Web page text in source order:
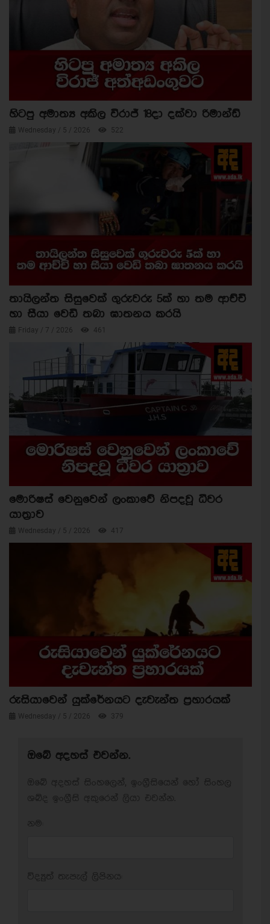
හිටපු අමාත්‍ය අකිල විරාජ් 18දා දක්වා රිමාන්ඩ්
Wednesday / 5 / 2026 522
තායිලන්ත සිසුවෙක් ගුරුවරු 5ක් හා තම ආච්චි
හා සීයා වෙඩි තබා ඝාතනය කරයි
Friday / 7 / 2026 461
මොරිෂස් වෙනුවෙන් ලංකාවේ නිපදවූ ධීවර
යාත්‍රාව
Wednesday / 5 / 2026 417
රුසියාවෙන් යුක්රේනයට දැවැන්ත ප්‍රහාරයක්
Wednesday / 5 / 2026 379
ඔබේ අදහස් එවන්න.